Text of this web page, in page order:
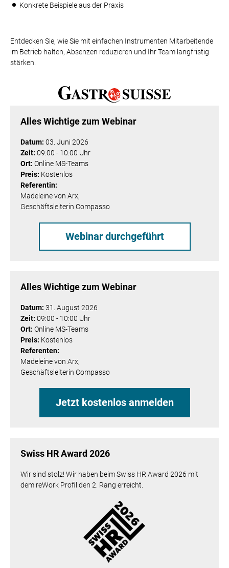
Konkrete Beispiele aus der Praxis
Entdecken Sie, wie Sie mit einfachen Instrumenten Mitarbeitende
im Betrieb halten, Absenzen reduzieren und Ihr Team langfristig
stärken.
Alles Wichtige zum Webinar
Datum: 03. Juni 2026
Zeit: 09:00 - 10:00 Uhr
Ort: Online MS-Teams
Preis: Kostenlos
Referentin:
Madeleine von Arx,
Geschäftsleiterin Compasso
Webinar durchgeführt
Alles Wichtige zum Webinar
Datum: 31. August 2026
Zeit: 09:00 - 10:00 Uhr
Ort: Online MS-Teams
Preis: Kostenlos
Referenten:
Madeleine von Arx,
Geschäftsleiterin Compasso
Jetzt kostenlos anmelden
Swiss HR Award 2026
Wir sind stolz! Wir haben beim Swiss HR Award 2026 mit
dem reWork Profil den 2. Rang erreicht.